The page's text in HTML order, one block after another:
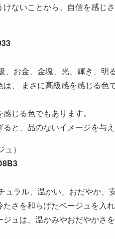
ないことから、自信を感じさ
、お金、金塊、光、輝き、明
、 まさに高級感を感じる
じる色でもあります。
と、品のないイメージを与
）
ュラル、温かい、おだやか、
さを和らげたベージュを入
ュは、温かみやおだやかさ